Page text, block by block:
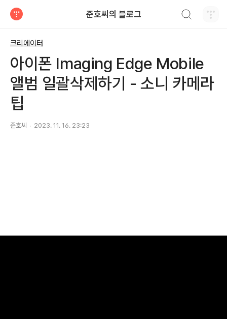
준호씨의 블로그
크리에이터
아이폰 Imaging Edge Mobile
앨범 일괄삭제하기 - 소니 카메라
팁
준호씨 2023. 11. 16. 23:23